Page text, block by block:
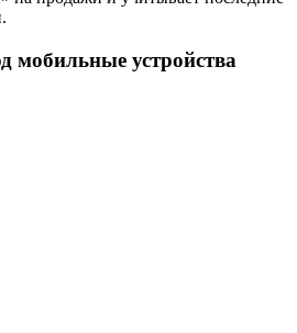
мобильные устройства